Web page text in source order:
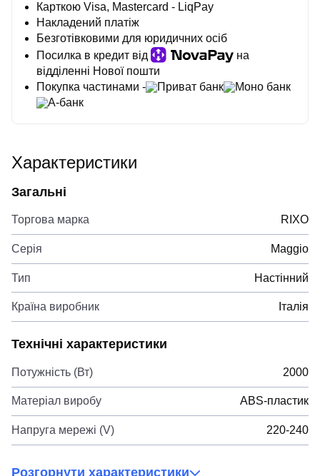
Карткою Visa, Mastercard - LiqPay
Накладений платіж
Безготівковими для юридичних осіб
Посилка в кредит від
на
відділенні Нової пошти
Покупка частинами -
Приват банк
Моно банк
А-банк
Характеристики
Загальні
Торгова марка RIXO
Серія Maggio
Тип Настінний
Країна виробник Італія
Технічні характеристики
Потужність (Вт) 2000
Матеріал виробу ABS-пластик
Напруга мережі (V) 220-240
Розгорнути характеристики